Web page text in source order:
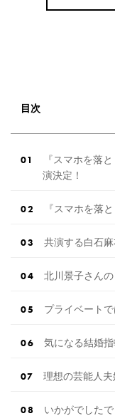
目次
『スマホを落
演決定！
『スマホを落
共演する白石
北川景子さん
プライベート
気になる結婚
理想の芸能人夫
いかがでした